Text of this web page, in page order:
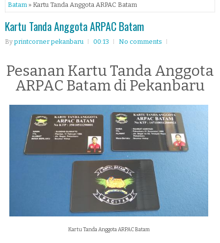
Batam » Kartu Tanda Anggota ARPAC Batam
Kartu Tanda Anggota ARPAC Batam
Byprintcorner pekanbaru 00:13 No comments
Pesanan Kartu Tanda Anggota
ARPAC Batam di Pekanbaru
Kartu Tanda Anggota ARPAC Batam